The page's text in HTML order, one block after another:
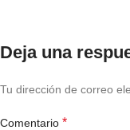
Deja una
Tu dirección de correo
Comentario *